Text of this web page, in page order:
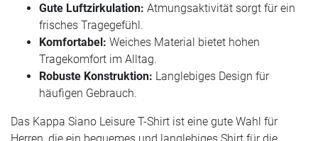
Gute Luftzirkulation: Atmungsaktivität sorgt für ein
frisches Tragegefühl.
Komfortabel: Weiches Material bietet hohen
Tragekomfort im Alltag.
Robuste Konstruktion: Langlebiges Design für
häufigen Gebrauch.
Das Kappa Siano Leisure T-Shirt ist eine gute Wahl für
Herren, die ein bequemes und langlebiges Shirt für die